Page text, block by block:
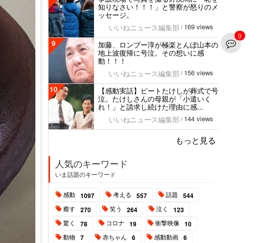
0
知りなさい！！！」と警察が怒りのメ
ッセージ。
いいねニュース編集部 / 169 views
9
加藤、ロンブー淳が極楽とんぼ山本の
地上波復帰に号泣。その想いに感
動！！！
いいねニュース編集部 / 156 views
10
【感動実話】ビートたけしが葬式で号
泣。たけしさんの母親が「小遣いく
れ！」と請求し続けた理由に感...
いいねニュース編集部 / 144 views
もっと見る
人気のキーワード
いま話題のキーワード
感動 1097 考える 557 話題 544
癒す 270 笑う 264 泣く 123
驚く 78 コロナ 19 衝撃映像 10
動物 7 赤ちゃん 6 感動動画 6